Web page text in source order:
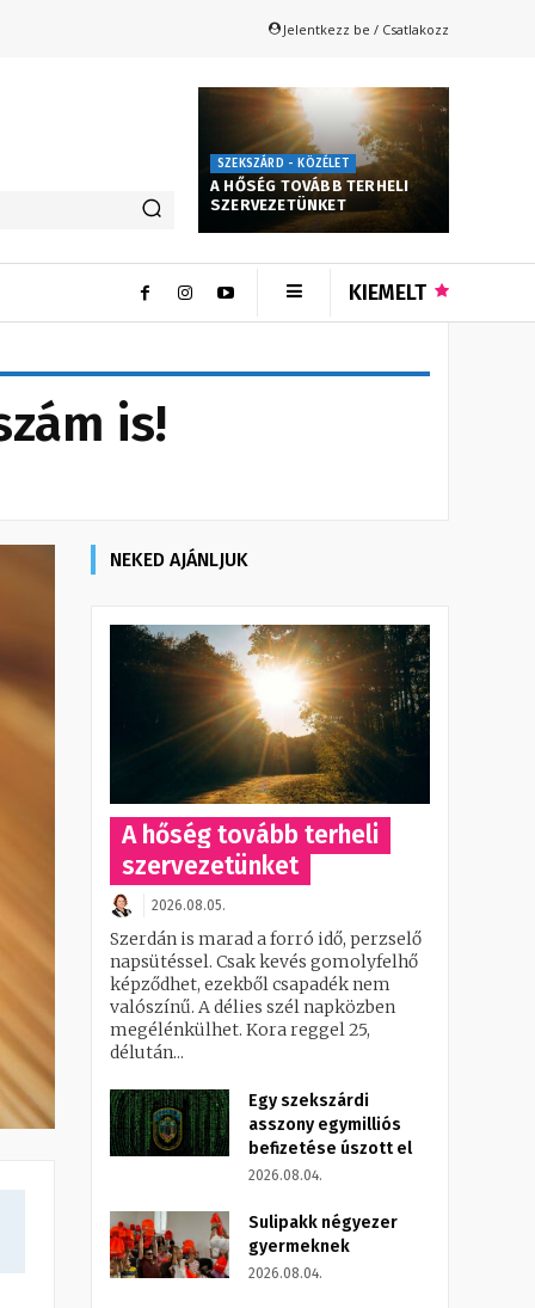
Jelentkezz be / Csatlakozz
SZEKSZÁRD - KÖZÉLET
A HŐSÉG TOVÁBB TERHELI
SZERVEZETÜNKET
KIEMELT
is!
NEKED AJÁNLJUK
A hőség tovább terheli
szervezetünket
2026.08.05.
Szerdán is marad a forró idő, perzselő
napsütéssel. Csak kevés gomolyfelhő
képződhet, ezekből csapadék nem
valószínű. A délies szél napközben
megélénkülhet. Kora reggel 25,
délután...
Egy szekszárdi
asszony egymilliós
befizetése úszott el
2026.08.04.
Sulipakk négyezer
gyermeknek
2026.08.04.